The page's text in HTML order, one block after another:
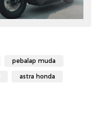
pebalap muda
astra honda